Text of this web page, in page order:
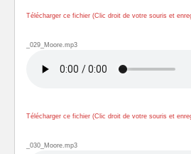
Télécharger ce fichier (Clic droit de votre souris et
_029_Moore.mp3
Télécharger ce fichier (Clic droit de votre souris et
_030_Moore.mp3